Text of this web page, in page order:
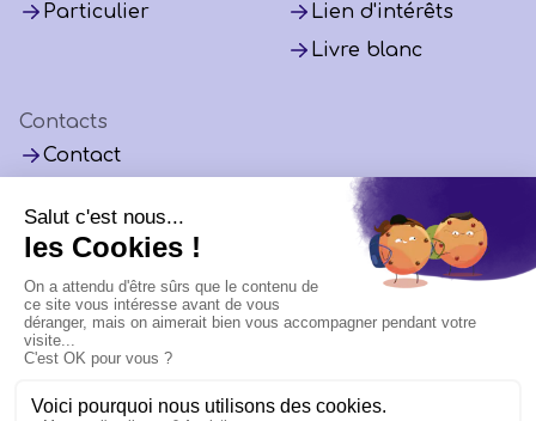
Particulier
Lien d'intérêts
Livre blanc
Contacts
Contact
LinkedIn
ENGAGEZ-